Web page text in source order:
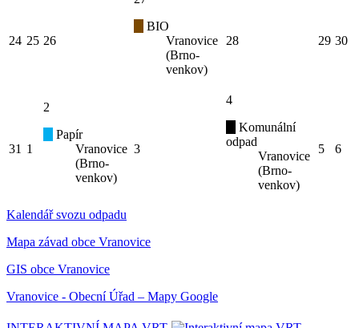
24 25 26
BIO
Vranovice
(Brno-
venkov)
28 29 30
31 1
2
Papír
Vranovice
(Brno-
venkov)
3
4
Komunální
odpad
Vranovice
(Brno-
venkov)
5 6
Kalendář svozu odpadu
Mapa závad obce Vranovice
GIS obce Vranovice
Vranovice - Obecní Úřad – Mapy Google